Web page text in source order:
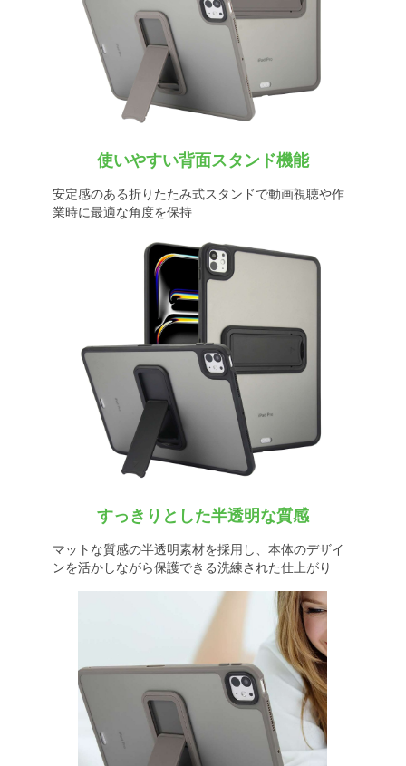
使いやすい背面スタンド機能
安定感のある折りたたみ式スタンドで動画視聴や作
業時に最適な角度を保持
すっきりとした半透明な質感
マットな質感の半透明素材を採用し、本体のデザイ
ンを活かしながら保護できる洗練された仕上がり